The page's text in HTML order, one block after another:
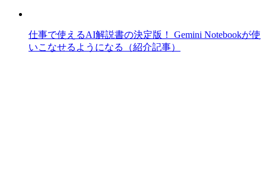
仕事で使えるAI解説書の決定版！ Gemini Notebookが使
いこなせるようになる（紹介記事）